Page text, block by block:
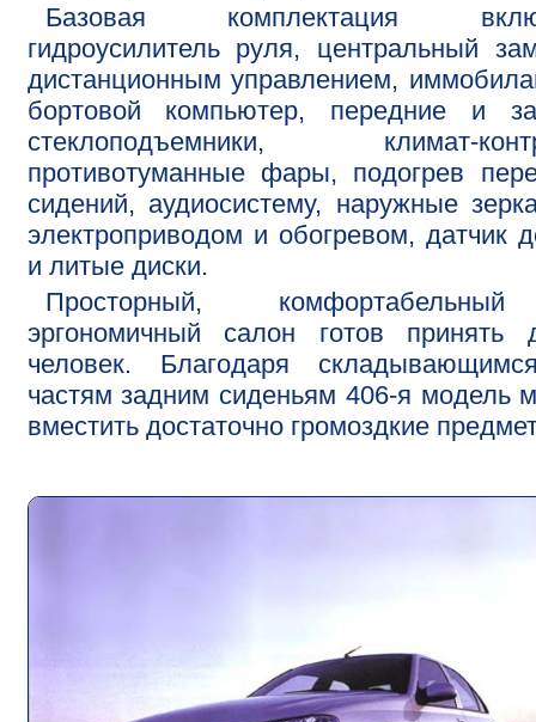
Базовая комплектация
гидроусилитель руля, центральный
дистанционным управлением,
бортовой компьютер, передние и
стеклоподъемники, климат-
противотуманные фары, подогрев
сидений, аудиосистему, наружные
электроприводом и обогревом, датчик
и литые диски.
Просторный,
эргономичный салон готов принять
человек. Благодаря
частям задним сиденьям 406-я модель
вместить достаточно громоздкие